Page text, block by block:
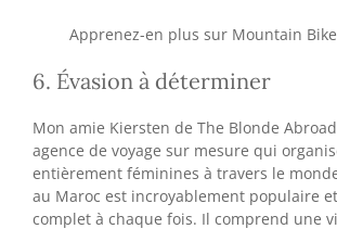
Apprenez-en plus sur Mountain
6. Évasion à déterminer
Mon amie Kiersten de The Blonde
agence de voyage sur mesure qui
entièrement féminines à travers le
au Maroc est incroyablement populaire
complet à chaque fois. Il comprend une